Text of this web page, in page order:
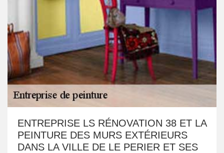
ENTREPRISE LS RÉNOVATION 38 ET LA
PEINTURE DES MURS EXTÉRIEURS
DANS LA VILLE DE LE PERIER ET SES